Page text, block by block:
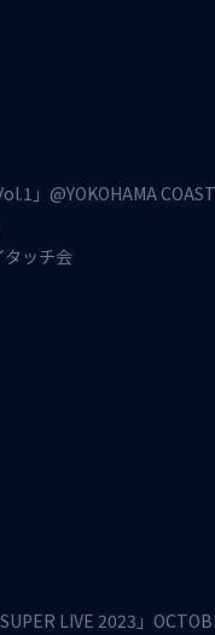
@YOKOHAMA
タッチ会
LIVE 2023」